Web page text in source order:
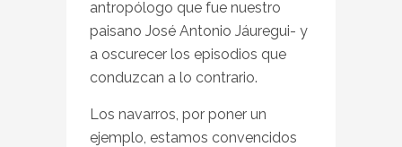
antropólogo que fue nuestro
paisano José Antonio Jáuregui- y
a oscurecer los episodios que
conduzcan a lo contrario.
Los navarros, por poner un
ejemplo, estamos convencidos